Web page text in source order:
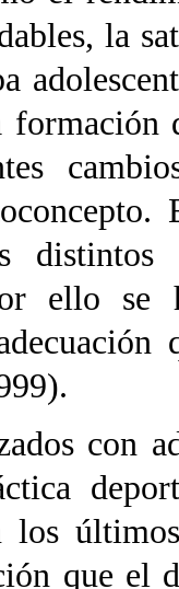
la
ello se
con
que el